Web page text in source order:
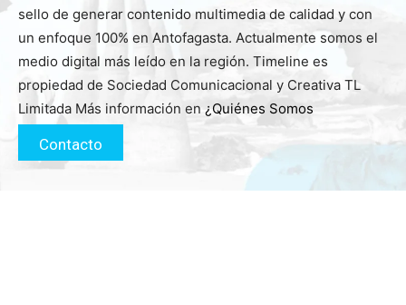
sello de generar contenido multimedia de calidad y con
un enfoque 100% en Antofagasta. Actualmente somos el
medio digital más leído en la región. Timeline es
propiedad de Sociedad Comunicacional y Creativa TL
Limitada Más información en ¿Quiénes Somos
Contacto